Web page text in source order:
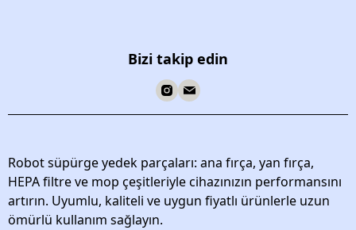
Bizi takip edin
Robot süpürge yedek parçaları: ana fırça, yan fırça,
HEPA filtre ve mop çeşitleriyle cihazınızın performansını
artırın. Uyumlu, kaliteli ve uygun fiyatlı ürünlerle uzun
ömürlü kullanım sağlayın.